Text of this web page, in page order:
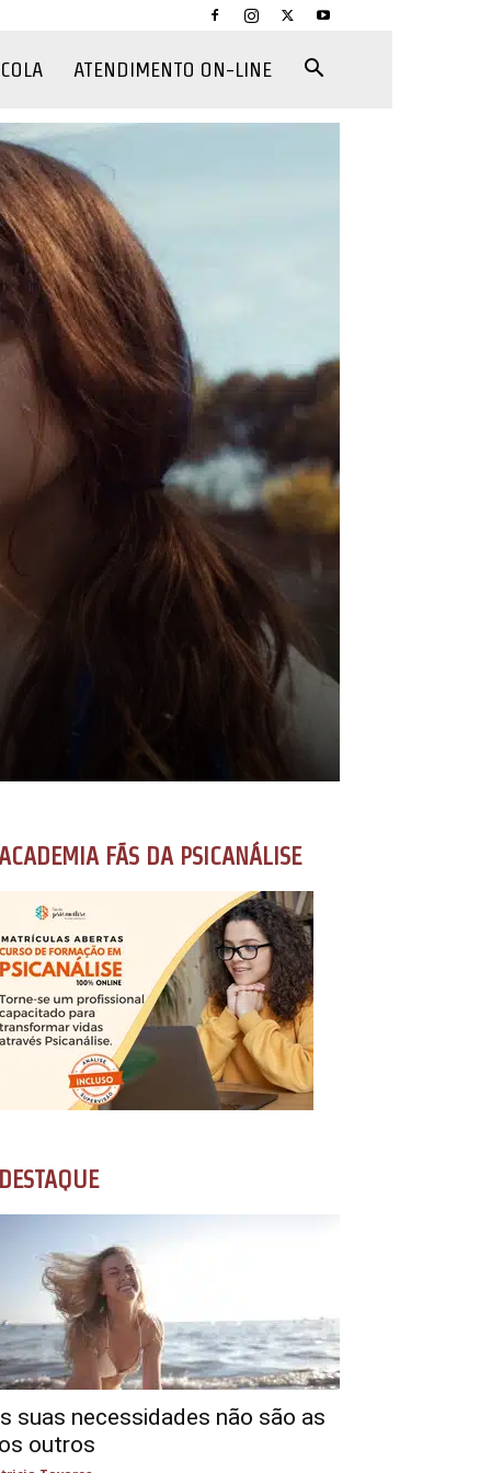
ATENDIMENTO ON-LINE
ACADEMIA FÃS DA PSICANÁLISE
DESTAQUE
suas necessidades não são as
outros